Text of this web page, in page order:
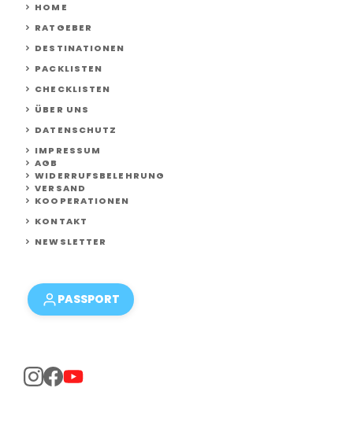
HOME
RATGEBER
DESTINATIONEN
PACKLISTEN
CHECKLISTEN
ÜBER UNS
DATENSCHUTZ
IMPRESSUM
AGB
WIDERRUFSBELEHRUNG
VERSAND
KOOPERATIONEN
KONTAKT
NEWSLETTER
PASSPORT